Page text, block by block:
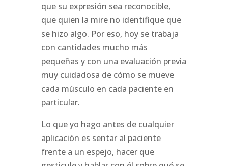
que su expresión sea reconocible,
que quien la mire no identifique que
se hizo algo. Por eso, hoy se trabaja
con cantidades mucho más
pequeñas y con una evaluación previa
muy cuidadosa de cómo se mueve
cada músculo en cada paciente en
particular.
Lo que yo hago antes de cualquier
aplicación es sentar al paciente
frente a un espejo, hacer que